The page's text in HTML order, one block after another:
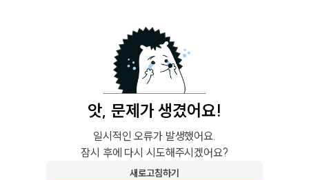
앗, 문제가 생겼어요!
일시적인 오류가 발생했어요.
잠시 후에 다시 시도해주시겠어요?
새로고침하기